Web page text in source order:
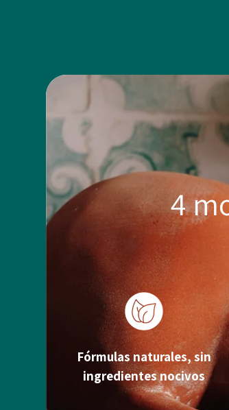
4
Fórmulas naturales, sin
ingredientes nocivos